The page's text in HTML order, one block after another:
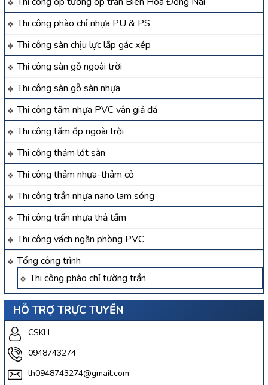
Thi công phào chỉ nhựa PU & PS
Thi công sàn chịu lực lắp gác xép
Thi công sàn gỗ ngoài trời
Thi công sàn gỗ sàn nhựa
Thi công tấm nhựa PVC vân giả đá
Thi công tấm ốp ngoài trời
Thi công thảm lót sàn
Thi công thảm nhựa-thảm cỏ
Thi công trần nhựa nano lam sóng
Thi công trần nhựa thả tấm
Thi công vách ngăn phòng PVC
Tổng công trình
Thi công phào chỉ tường trần
HỖ TRỢ TRỰC TUYẾN
CSKH
0948743274
lh0948743274@gmail.com